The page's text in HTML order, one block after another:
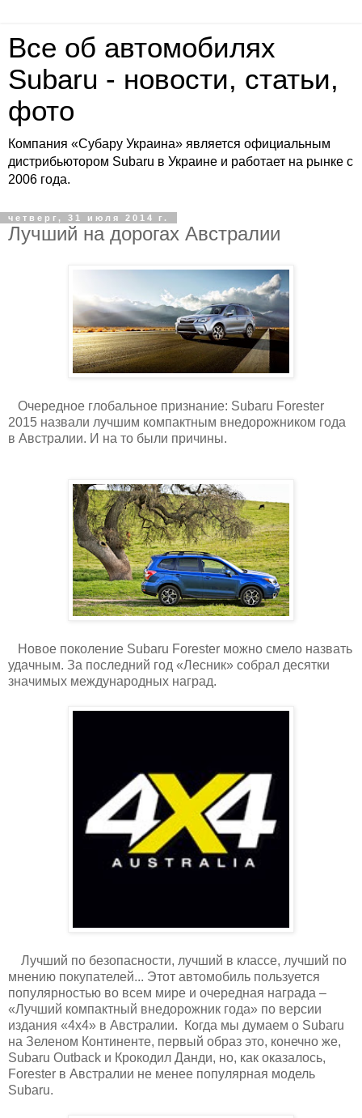
Все об автомобилях
Subaru - новости, статьи,
фото
Компания «Субару Украина» является официальным
дистрибьютором Subaru в Украине и работает на рынке с
2006 года.
четверг, 31 июля 2014 г.
Лучший на дорогах Австралии
Очередное глобальное признание: Subaru Forester
2015 назвали лучшим компактным внедорожником года
в Австралии. И на то были причины.
Новое поколение Subaru Forester можно смело назвать
удачным. За последний год «Лесник» собрал десятки
значимых международных наград.
Лучший по безопасности, лучший в классе, лучший по
мнению покупателей... Этот автомобиль пользуется
популярностью во всем мире и очередная награда –
«Лучший компактный внедорожник года» по версии
издания «4х4» в Австралии. Когда мы думаем о Subaru
на Зеленом Континенте, первый образ это, конечно же,
Subaru Outback и Крокодил Данди, но, как оказалось,
Forester в Австралии не менее популярная модель
Subaru.